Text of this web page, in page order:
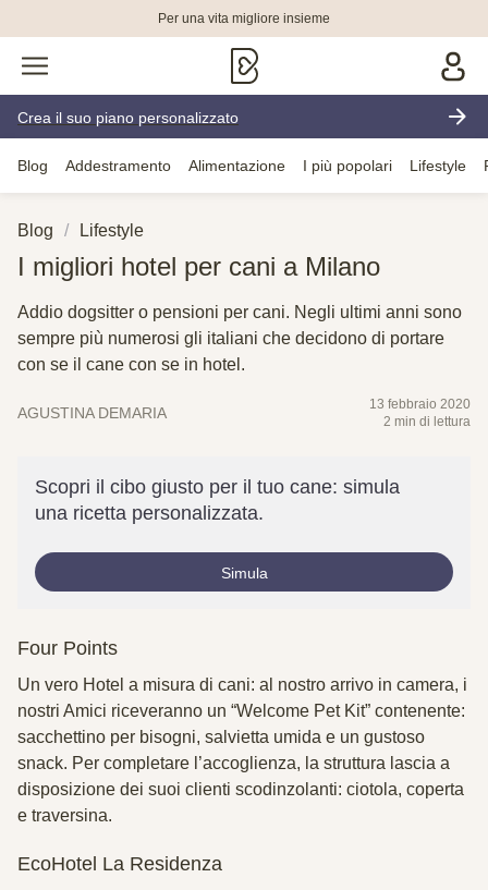
Per una vita migliore insieme
Crea il suo piano personalizzato
Blog Addestramento Alimentazione I più popolari Lifestyle
Blog Lifestyle
I migliori hotel per cani a Milano
Addio dogsitter o pensioni per cani. Negli ultimi anni sono
sempre più numerosi gli italiani che decidono di portare
con se il cane con se in hotel.
AGUSTINA DEMARIA
13 febbraio 2020
2 min di lettura
Scopri il cibo giusto per il tuo cane: simula
una ricetta personalizzata.
Simula
Four Points
Un vero Hotel a misura di cani: al nostro arrivo in camera, i
nostri Amici riceveranno un “Welcome Pet Kit” contenente:
sacchettino per bisogni, salvietta umida e un gustoso
snack. Per completare l’accoglienza, la struttura lascia a
disposizione dei suoi clienti scodinzolanti: ciotola, coperta
e traversina.
EcoHotel La Residenza